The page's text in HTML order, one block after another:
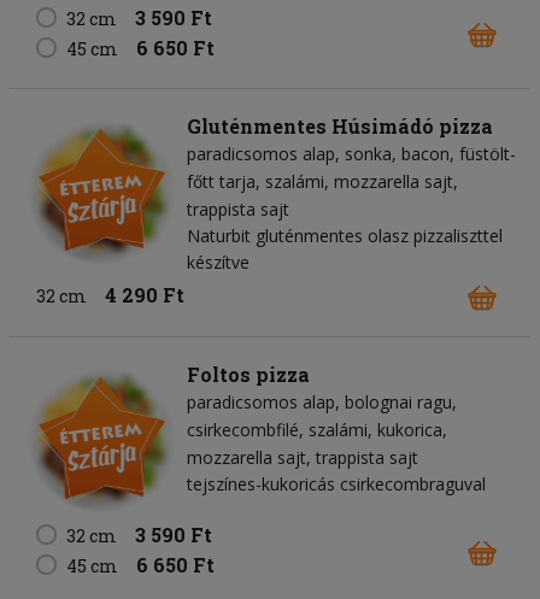
32 cm 3 590 Ft
45 cm 6 650 Ft
Gluténmentes Húsimádó pizza
paradicsomos alap sonka bacon füstölt-
főtt tarja szalámi mozzarella sajt
trappista sajt
Naturbit gluténmentes olasz pizzaliszttel
készítve
32 cm
4 290 Ft
Foltos pizza
paradicsomos alap bolognai ragu
csirkecombfilé szalámi kukorica
mozzarella sajt trappista sajt
tejszínes-kukoricás csirkecombraguval
32 cm 3 590 Ft
45 cm 6 650 Ft